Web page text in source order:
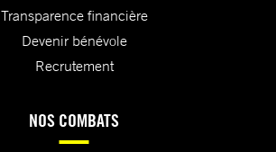
Transparence financière
Devenir bénévole
Recrutement
NOS COMBATS